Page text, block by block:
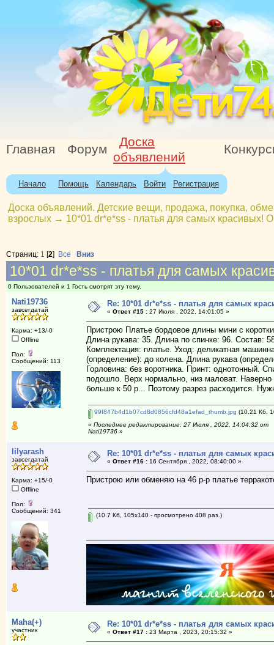
Главная Форум
Доска
объявлений
Начало Помощь Календарь Войти Регистрация
Доска объявлений. Детские вещи, продажа, покупка,
взрослых → 10*01 dr*e*ss - платья для самых
Страниц: 1 [2] Все Вниз
10*01 dr*e*ss - платья для самых
0 Пользователей и 1 Гость смотрят эту тему.
Nati19736
завсегдатай
Карма: +13/-0
Offline
Пол:
Сообщений: 113
Re: 10*01 dr*e*ss - платья для самых
« Ответ #15 :27 Июля , 2022, 14:01:05 »
Пристрою Платье бордовое длины мини с
Длина рукава: 35. Длина по спинке: 96. Состав:
Комплектация: платье. Уход: деликатная
(определение): до колена. Длина рукава
Горловина: без воротника. Принт: однотонный.
подошло. Верх нормально, низ маловат.
больше к 50 р... Поэтому разрез расходится.
99f847b4d1b07cd8d0856cfd48a1efad_thumb.jpg (10.21 Кб,
« Последнее редактирование: 27 Июля , 2022, 14:04:32 от
Nati19736»
lilyarash
завсегдатай
Карма: +15/-0
Offline
Пол:
Сообщений: 341
Re: 10*01 dr*e*ss - платья для самых
« Ответ #16 :16 Сентября , 2022, 08:40:00 »
Пристрою или обменяю на 46 р-р платье
(10.7 Кб, 105x140 - просмотрено 408 раз.)
Maha(+)
участник
Re: 10*01 dr*e*ss - платья для самых
« Ответ #17 :23 Марта , 2023, 20:15:32 »